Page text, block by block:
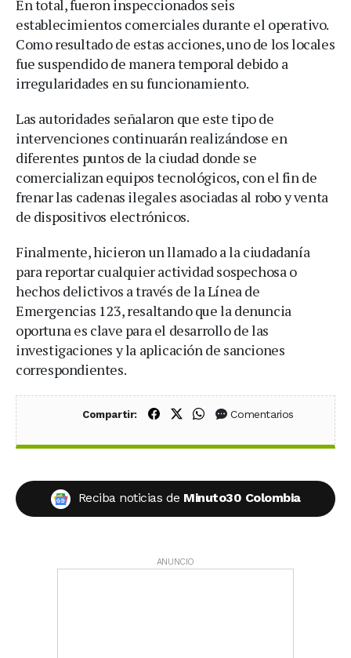
En total, fueron inspeccionados seis
establecimientos comerciales durante el operativo.
Como resultado de estas acciones, uno de los locales
fue suspendido de manera temporal debido a
irregularidades en su funcionamiento.
Las autoridades señalaron que este tipo de
intervenciones continuarán realizándose en
diferentes puntos de la ciudad donde se
comercializan equipos tecnológicos, con el fin de
frenar las cadenas ilegales asociadas al robo y venta
de dispositivos electrónicos.
Finalmente, hicieron un llamado a la ciudadanía
para reportar cualquier actividad sospechosa o
hechos delictivos a través de la Línea de
Emergencias 123, resaltando que la denuncia
oportuna es clave para el desarrollo de las
investigaciones y la aplicación de sanciones
correspondientes.
Compartir: Compartir en Facebook
Compartir en X (Twitter)
Compartir en WhatsApp
Comentarios
Reciba noticias de Minuto30 Colombia
ANUNCIO